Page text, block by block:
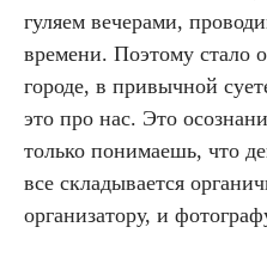
гуляем вечерами,
времени. Поэтому стало
городе, в привычной
это про нас. Это
только понимаешь, что
все складывается
организатору, и